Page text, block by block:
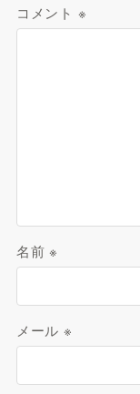
コメント ※
名前※
メール ※